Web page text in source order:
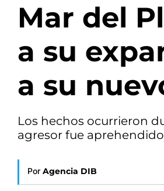
Mar del
a su
a su
Los hechos ocurrieron
agresor fue
Por Agencia DIB